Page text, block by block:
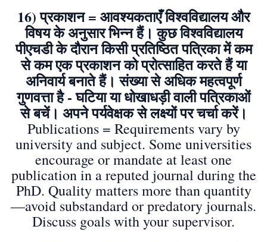
16) प्रकाशन = आवश्यकताएँ विश्वविद्यालय और
विषय के अनुसार भिन्न हैं। कुछ विश्वविद्यालय
पीएचडी के दौरान किसी प्रतिष्ठित पत्रिका में कम
से कम एक प्रकाशन को प्रोत्साहित करते हैं या
अनिवार्य बनाते हैं। संख्या से अधिक महत्वपूर्ण
गुणवत्ता है - घटिया या धोखाधड़ी वाली पत्रिकाओं
से बचें। अपने पर्यवेक्षक से लक्ष्यों पर चर्चा करें।
Publications = Requirements vary by
university and subject. Some universities
encourage or mandate at least one
publication in a reputed journal during the
PhD. Quality matters more than quantity
—avoid substandard or predatory journals.
Discuss goals with your supervisor.